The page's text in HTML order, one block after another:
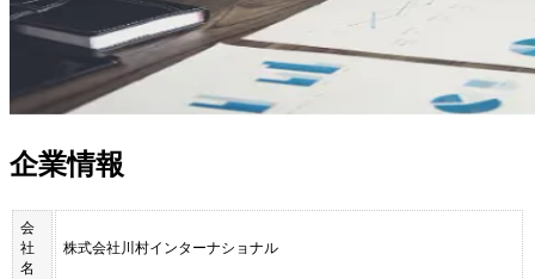
企業情報
会
社
名
株式会社川村インターナショナル